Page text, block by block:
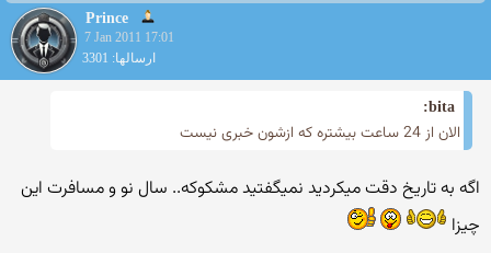
Prince
7 Jan 2011 17:01
ارسالها: 3301
bita:
الان از 24 ساعت بیشتره كه ازشون خبری نیست
اگه به تاریخ دقت میکردید نمیگفتید مشکوکه.. سال نو و مسافرت این
چیزا